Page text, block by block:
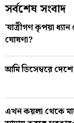
সর্বশেষ সংবাদ
'যাত্রীগণ কৃপয়া
ঘোষণা?
আমি ডিসেম্বরে
এখন কয়লা থেকে